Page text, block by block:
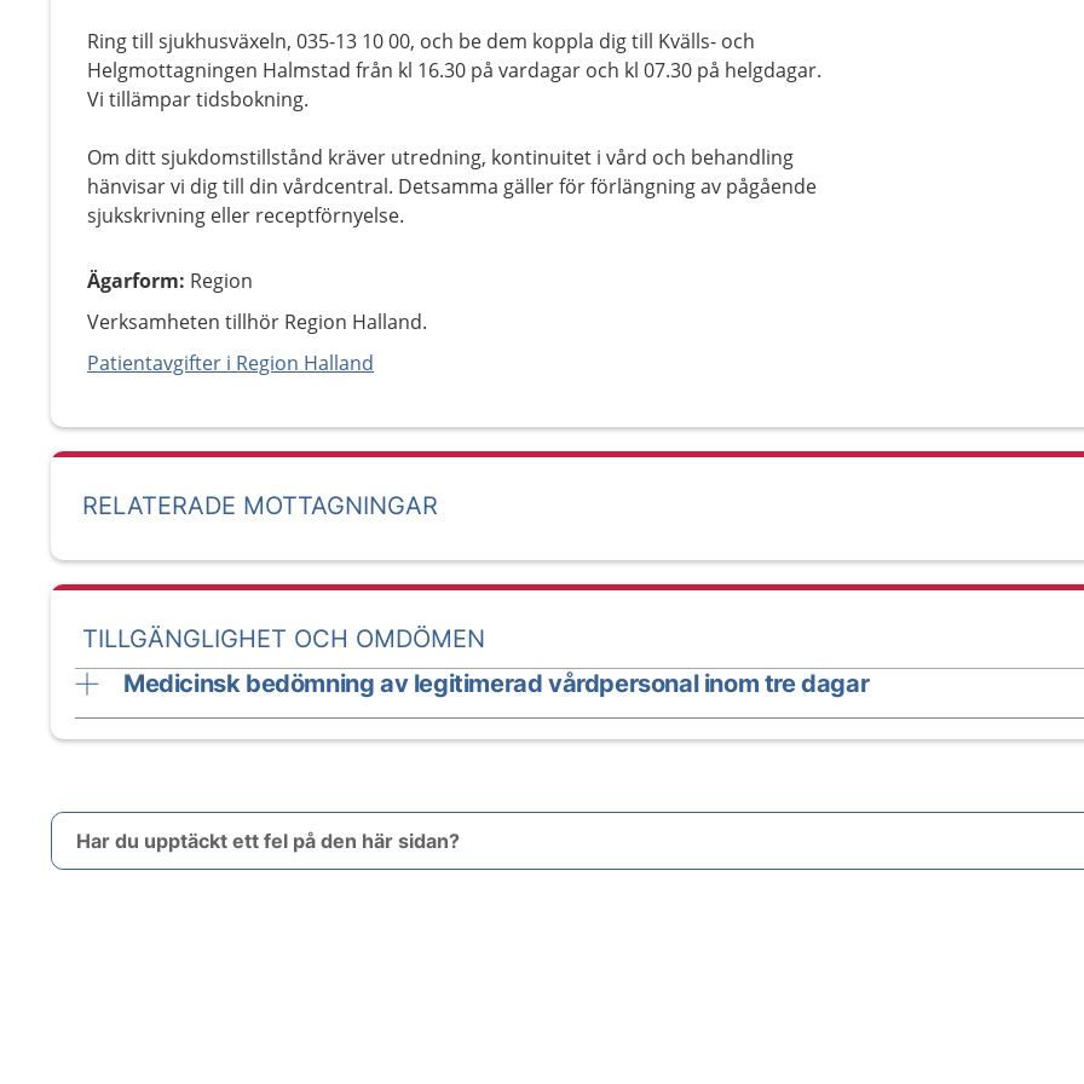
Ring till sjukhusväxeln, 035-13 10 00, och be dem koppla dig till Kvälls- och
Helgmottagningen Halmstad från kl 16.30 på vardagar och kl 07.30 på helgdagar.
Vi tillämpar tidsbokning.
Om ditt sjukdomstillstånd kräver utredning, kontinuitet i vård och behandling
hänvisar vi dig till din vårdcentral. Detsamma gäller för förlängning av pågående
sjukskrivning eller receptförnyelse.
Ägarform: Region
Verksamheten tillhör Region Halland.
Patientavgifter i Region Halland
RELATERADE MOTTAGNINGAR
TILLGÄNGLIGHET OCH OMDÖMEN
Medicinsk bedömning av legitimerad vårdpersonal inom tre dagar
Har du upptäckt ett fel på den här sidan?